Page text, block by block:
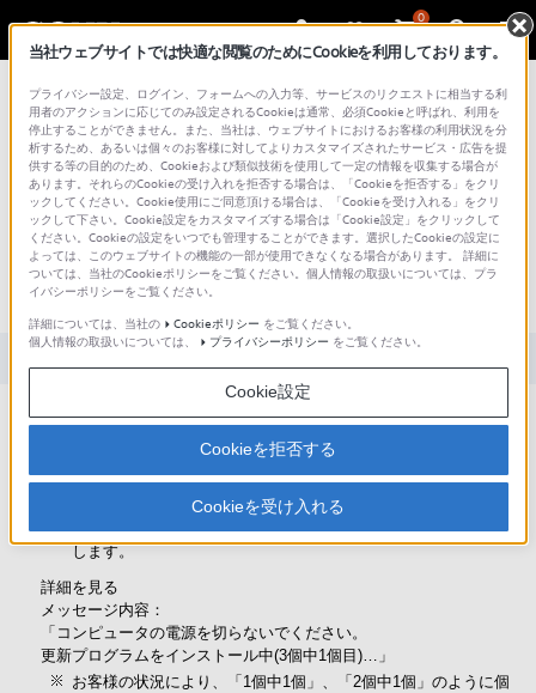
0
総合サポート・お問い合わせ
文書番号 : S0708301034973 / 最終更新日 : 2025/03/11
[Windows Vista] 「更新をインストール
中」というメッセージが表示されてシ
ャットダウンできない
PC の電源を切ろうとしても、メッセージが表示され、電源が切
れません。
[スタート]メニューの[電源]ボタンをクリックすると、下記のメ
します。
詳細を見る
メッセージ内容：
「コンピュータの電源を切らないでください。
更新プログラムをインストール中(3個中1個目)…」
お客様の状況により、「1個中1個」、「2個中1個」のように個
当社ウェブサイトでは快適な閲覧のためにCookieを利用しております。
プライバシー設定、ログイン、フォームへの入力等、サービスのリクエストに相当する利
用者のアクションに応じてのみ設定されるCookieは通常、必須Cookieと呼ばれ、利用を
停止することができません。また、当社は、ウェブサイトにおけるお客様の利用状況を分
析するため、あるいは個々のお客様に対してよりカスタマイズされたサービス・広告を提
供する等の目的のため、Cookieおよび類似技術を使用して一定の情報を収集する場合が
あります。それらのCookieの受け入れを拒否する場合は、「Cookieを拒否する」をクリ
ックしてください。Cookie使用にご同意頂ける場合は、「Cookieを受け入れる」をクリ
ックして下さい。Cookie設定をカスタマイズする場合は「Cookie設定」をクリックして
ください。Cookieの設定をいつでも管理することができます。選択したCookieの設定に
よっては、このウェブサイトの機能の一部が使用できなくなる場合があります。 詳細に
ついては、当社のCookieポリシーをご覧ください。個人情報の取扱いについては、プラ
イバシーポリシーをご覧ください。
詳細については、当社の
Cookieポリシー をご覧ください。
個人情報の取扱いについては、
プライバシーポリシー をご覧ください。
Cookie設定
Cookieを拒否する
Cookieを受け入れる